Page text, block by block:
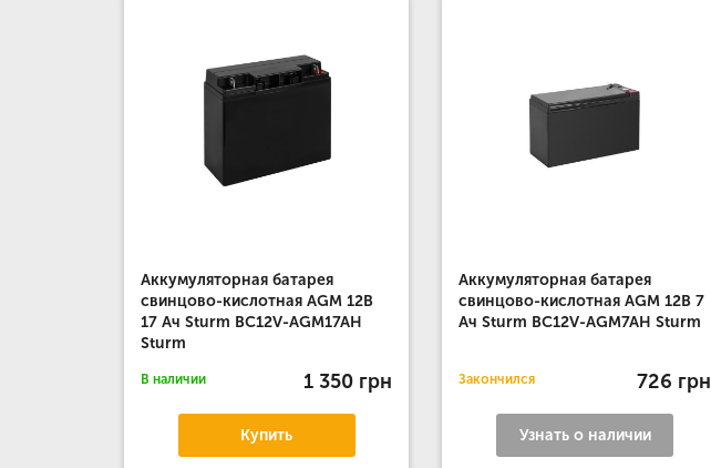
Аккумуляторная батарея
свинцово-кислотная AGM 12B
17 Ач Sturm BC12V-AGM17AH
Sturm
В наличии 1 350 грн
Купить
Аккумуляторная батарея
свинцово-кислотная AGM 12B 7
Ач Sturm BC12V-AGM7AH Sturm
Закончился 726 грн
Узнать о наличии